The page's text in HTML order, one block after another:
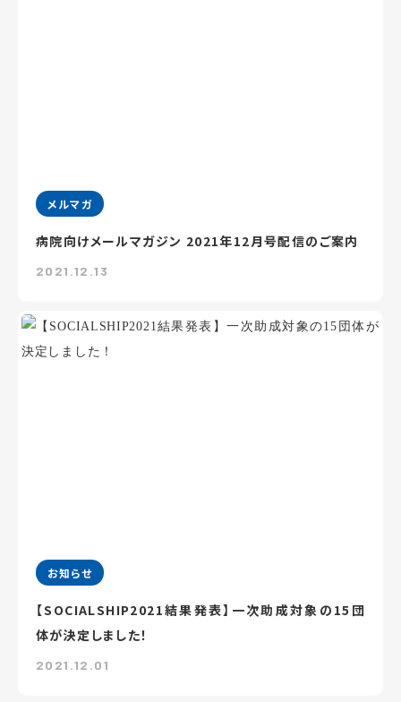
メルマガ
病院向けメールマガジン 2021年12月号配信のご案内
2021.12.13
お知らせ
【SOCIALSHIP2021結果発表】一次助成対象の15団
体が決定しました！
2021.12.01